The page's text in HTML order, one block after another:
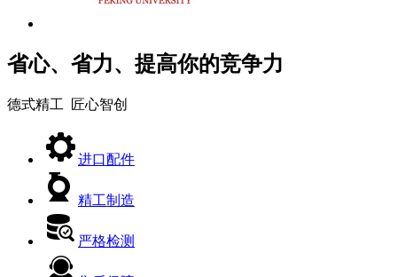
省心、省力、提高你的竞争力
德式精工 匠心智创
进口配件
精工制造
严格检测